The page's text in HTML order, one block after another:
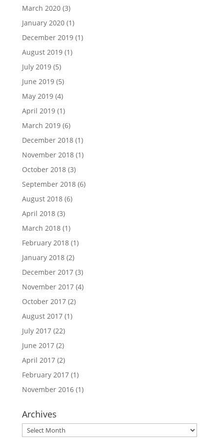
March 2020(3)
January 2020(1)
December 2019(1)
August 2019(1)
July 2019(5)
June 2019(5)
May 2019(4)
April 2019(1)
March 2019(6)
December 2018(1)
November 2018(1)
October 2018(3)
September 2018(6)
August 2018(6)
April 2018(3)
March 2018(1)
February 2018(1)
January 2018(2)
December 2017(3)
November 2017(4)
October 2017(2)
August 2017(1)
July 2017(22)
June 2017(2)
April 2017(2)
February 2017(1)
November 2016(1)
Archives
Archives